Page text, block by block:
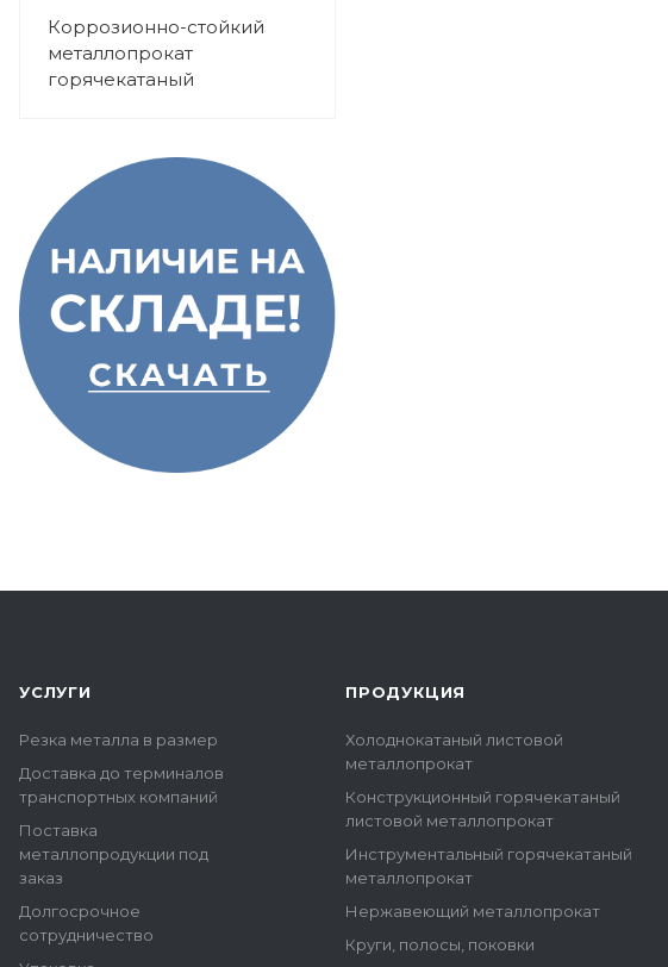
Коррозионно-стойкий
металлопрокат
горячекатаный
УСЛУГИ
Резка металла в размер
Доставка до терминалов
транспортных компаний
Поставка
металлопродукции под
заказ
Долгосрочное
сотрудничество
ПРОДУКЦИЯ
Холоднокатаный листовой
металлопрокат
Конструкционный горячекатаный
листовой металлопрокат
Инструментальный горячекатаный
металлопрокат
Нержавеющий металлопрокат
Круги, полосы, поковки